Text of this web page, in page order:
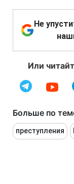
Не
Или
Больше по
преступления